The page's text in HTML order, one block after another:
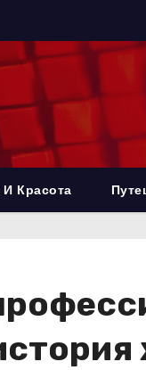
Красота